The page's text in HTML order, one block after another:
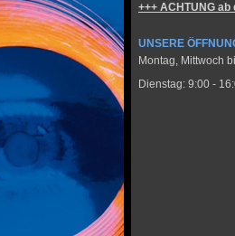
+++ ACHTUNG
UNSERE
Montag, Mittwoch
Dienstag: 9:00 -